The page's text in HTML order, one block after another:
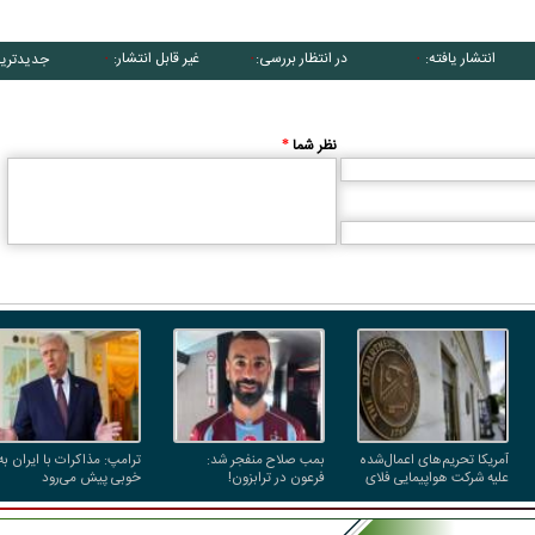
انتشار یافته: ۰ در انتظار بررسی: ۰ غیر قابل انتشار: ۰
نظر شما*
آمریکا تحریم‌های اعمال‌شده
علیه شرکت هواپیمایی فلای
بغداد را حذف کرد
بمب صلاح منفجر شد:
فرعون در ترابزون!
ترامپ: مذاکرات با ایران به
خوبی پیش می‌رود